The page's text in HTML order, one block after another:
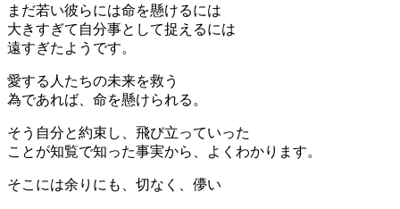
まだ若い彼らには命を懸けるには
大きすぎて自分事として捉えるには
遠すぎたようです。
愛する人たちの未来を救う
為であれば、命を懸けられる。
そう自分と約束し、飛び立っていった
ことが知覧で知った事実から、よくわかります。
そこには余りにも、切なく、儚い